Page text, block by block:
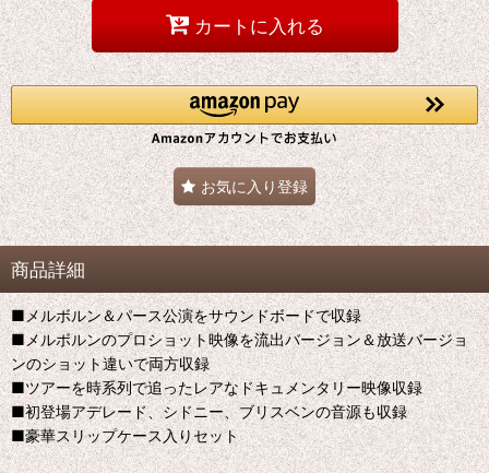
カートに入れる
お気に入り登録
商品詳細
■メルボルン＆パース公演をサウンドボードで収録
■メルボルンのプロショット映像を流出バージョン＆放送バージョ
ンのショット違いで両方収録
■ツアーを時系列で追ったレアなドキュメンタリー映像収録
■初登場アデレード、シドニー、ブリスベンの音源も収録
■豪華スリップケース入りセット